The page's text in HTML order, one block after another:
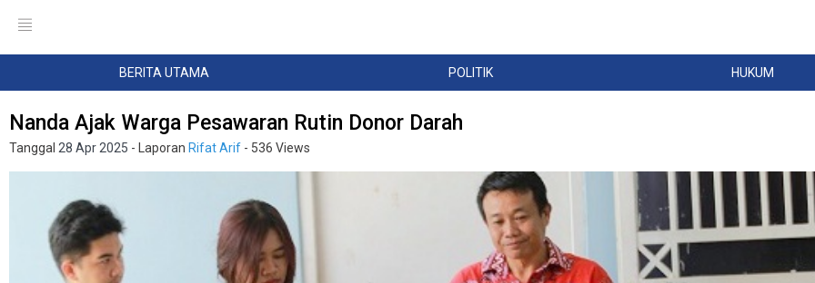
BERITA UTAMA POLITIK HUKUM
Nanda Ajak Warga Pesawaran Rutin Donor Darah
Tanggal 28 Apr 2025 - Laporan Rifat Arif - 536 Views